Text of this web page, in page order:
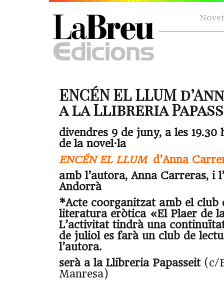
ENCÉN EL LLUM
a la Llibreria
divendres 9 de juny, a les 19.30
de la novel·la
ENCÉN EL LLUMd’Anna
amb l’autora, Anna Carreras, i
Andorrà
*Acte coorganitzat amb el club
literatura eròtica «El Plaer de
L’activitat tindrà una
de juliol es farà un club de
l’autora.
serà a la Llibreria Papasseit(c/
Manresa)